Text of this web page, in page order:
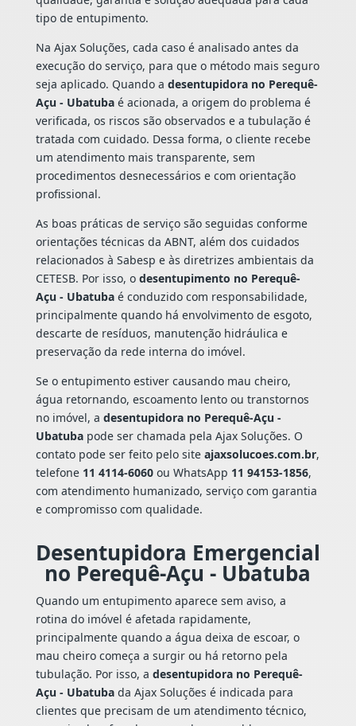
tipo de entupimento.
Na Ajax Soluções, cada caso é analisado antes da
execução do serviço, para que o método mais seguro
seja aplicado. Quando a desentupidora no Perequê-
Açu - Ubatubaé acionada, a origem do problema é
verificada, os riscos são observados e a tubulação é
tratada com cuidado. Dessa forma, o cliente recebe
um atendimento mais transparente, sem
procedimentos desnecessários e com orientação
profissional.
As boas práticas de serviço são seguidas conforme
orientações técnicas da ABNT, além dos cuidados
relacionados à Sabesp e às diretrizes ambientais da
CETESB. Por isso, o desentupimento no Perequê-
Açu - Ubatubaé conduzido com responsabilidade,
principalmente quando há envolvimento de esgoto,
descarte de resíduos, manutenção hidráulica e
preservação da rede interna do imóvel.
Se o entupimento estiver causando mau cheiro,
água retornando, escoamento lento ou transtornos
no imóvel, a desentupidora no Perequê-Açu -
Ubatubapode ser chamada pela Ajax Soluções. O
contato pode ser feito pelo site ajaxsolucoes.com.br,
telefone 11 4114-6060ou WhatsApp 11 94153-1856,
com atendimento humanizado, serviço com garantia
e compromisso com qualidade.
Desentupidora Emergencial
no Perequê-Açu - Ubatuba
Quando um entupimento aparece sem aviso, a
rotina do imóvel é afetada rapidamente,
principalmente quando a água deixa de escoar, o
mau cheiro começa a surgir ou há retorno pela
tubulação. Por isso, a desentupidora no Perequê-
Açu - Ubatubada Ajax Soluções é indicada para
clientes que precisam de um atendimento técnico,